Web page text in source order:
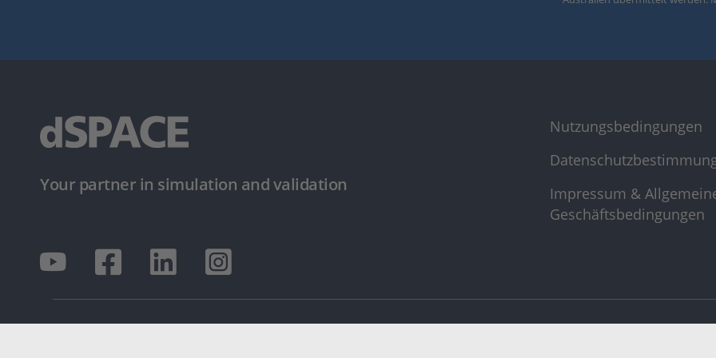
Your partner in simulation and validation
Nutzungsbedingungen
Impressum &
Geschäftsbedingungen